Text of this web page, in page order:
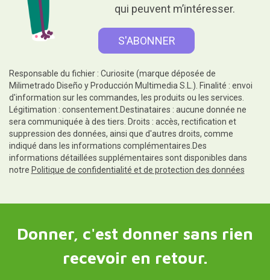
qui peuvent m’intéresser.
Responsable du fichier : Curiosite (marque déposée de
Milimetrado Diseño y Producción Multimedia S.L.). Finalité : envoi
d'information sur les commandes, les produits ou les services.
Légitimation : consentement.Destinataires : aucune donnée ne
sera communiquée à des tiers. Droits : accès, rectification et
suppression des données, ainsi que d'autres droits, comme
indiqué dans les informations complémentaires.Des
informations détaillées supplémentaires sont disponibles dans
notre Politique de confidentialité et de protection des données
Donner, c'est donner sans rien
recevoir en retour.